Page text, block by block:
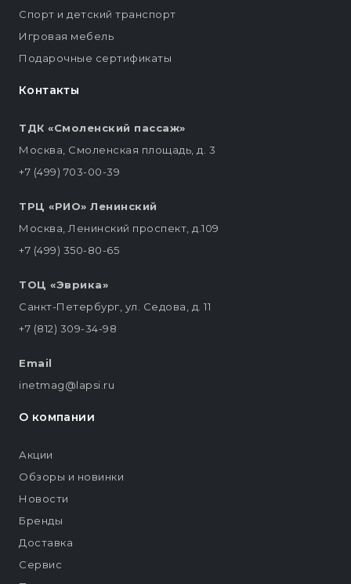
Контакты
ТДК «Смоленский пассаж»
Москва, Смоленская площадь, д. 3
+7 (499) 703-00-39
ТРЦ «РИО» Ленинский
Москва, Ленинский проспект, д.109
+7 (499) 350-80-65
ТОЦ «Эврика»
Санкт-Петербург, ул. Седова, д. 11
+7 (812) 309-34-98
Email
inetmag@lapsi.ru
Спорт и детский транспорт
Игровая мебель
Подарочные сертификаты
О компании
Акции
Обзоры и новинки
Новости
Бренды
Доставка
Сервис